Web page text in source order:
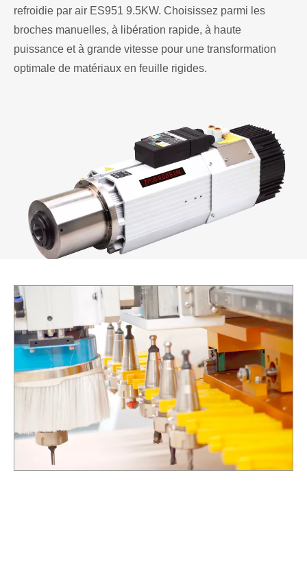
refroidie par air ES951 9.5KW. Choisissez parmi les
broches manuelles, à libération rapide, à haute
puissance et à grande vitesse pour une transformation
optimale de matériaux en feuille rigides.